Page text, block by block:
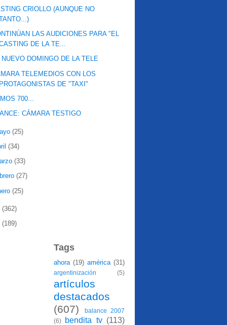
CRIOLLO (AUNQUE NO
LAS AUDICIONES PARA "EL
DE LA TE...
NUEVO DOMINGO DE LA TELE
TELEMEDIOS CON LOS
DE "TAXI"
700...
CÁMARA TESTIGO
(25)
(34)
(33)
(27)
(25)
(362)
(189)
Tags
ahora (19) américa (31)
argentinización (5)
artículos
destacados
(607)
balance 2007
(6)
bendita tv (113)